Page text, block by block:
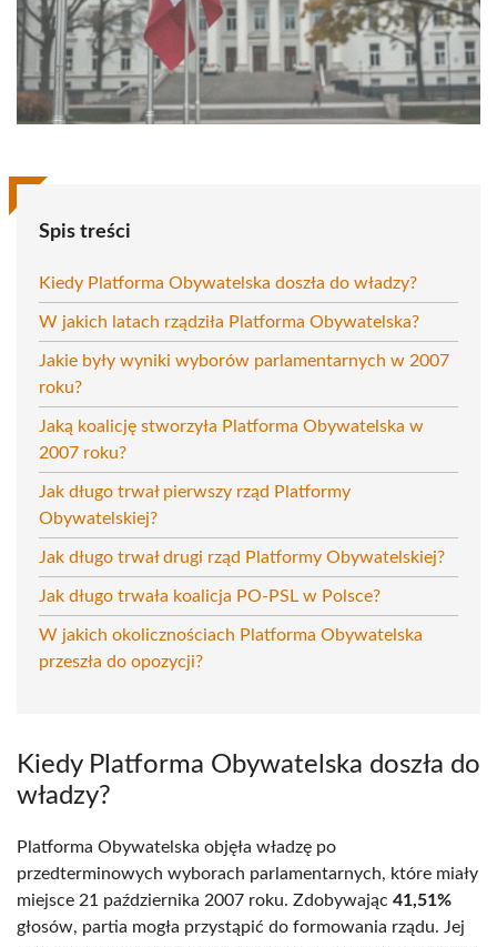
Spis treści
Kiedy Platforma Obywatelska doszła do władzy?
W jakich latach rządziła Platforma Obywatelska?
Jakie były wyniki wyborów parlamentarnych w 2007
roku?
Jaką koalicję stworzyła Platforma Obywatelska w
2007 roku?
Jak długo trwał pierwszy rząd Platformy
Obywatelskiej?
Jak długo trwał drugi rząd Platformy Obywatelskiej?
Jak długo trwała koalicja PO-PSL w Polsce?
W jakich okolicznościach Platforma Obywatelska
przeszła do opozycji?
Kiedy Platforma Obywatelska doszła do
władzy?
Platforma Obywatelska objęła władzę po
przedterminowych wyborach parlamentarnych, które miały
miejsce 21 października 2007 roku. Zdobywając 41,51%
głosów, partia mogła przystąpić do formowania rządu. Jej